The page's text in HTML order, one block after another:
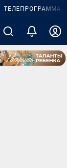
ТЕЛЕПРОГРАММА